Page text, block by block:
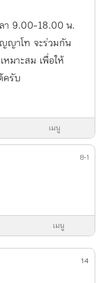
า 9.00-18.00 น.
ญาโท จะร่วมกัน
มาะสม เพื่อให้
ครับ
เมนู
8-1
เมนู
14